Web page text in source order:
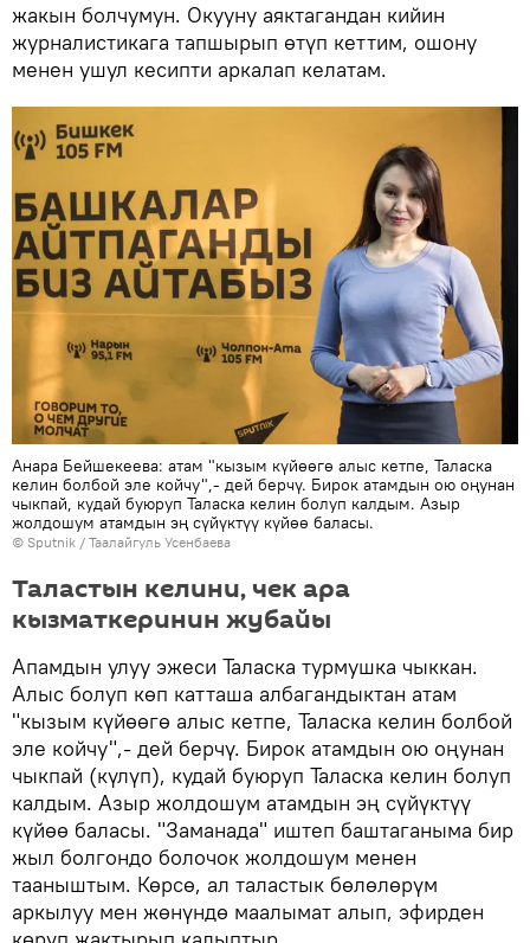
жакын болчумун. Окууну аяктагандан кийин
журналистикага тапшырып өтүп кеттим, ошону
менен ушул кесипти аркалап келатам.
Анара Бейшекеева: атам "кызым күйөөгө алыс кетпе, Таласка
келин болбой эле койчу",- дей берчү. Бирок атамдын ою оңунан
чыкпай, кудай буюруп Таласка келин болуп калдым. Азыр
жолдошум атамдын эң сүйүктүү күйөө баласы.
© Sputnik / Таалайгуль Усенбаева
Таластын келини, чек ара
кызматкеринин жубайы
Апамдын улуу эжеси Таласка турмушка чыккан.
Алыс болуп көп катташа албагандыктан атам
"кызым күйөөгө алыс кетпе, Таласка келин болбой
эле койчу",- дей берчү. Бирок атамдын ою оңунан
чыкпай (күлүп), кудай буюруп Таласка келин болуп
калдым. Азыр жолдошум атамдын эң сүйүктүү
күйөө баласы. "Заманада" иштеп баштаганыма бир
жыл болгондо болочок жолдошум менен
тааныштым. Көрсө, ал таластык бөлөлөрүм
аркылуу мен жөнүндө маалымат алып, эфирден